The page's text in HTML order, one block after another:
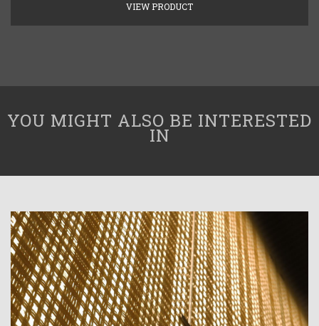
VIEW PRODUCT
YOU MIGHT ALSO BE INTERESTED
IN